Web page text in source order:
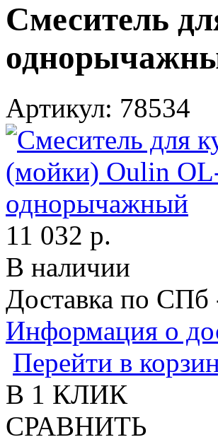
Смеситель
Артикул: 78534
11 032 р.
В наличии
Доставка по СПб
Информация о
Перейти в
В 1 КЛИК
СРАВНИТЬ